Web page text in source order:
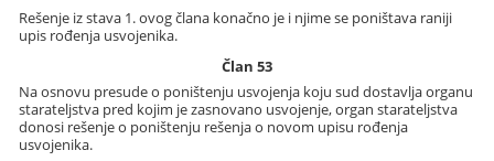
Rešenje iz stava 1. ovog člana konačno je i njime se poništava raniji
upis rođenja usvojenika.
Član 53
Na osnovu presude o poništenju usvojenja koju sud dostavlja organu
starateljstva pred kojim je zasnovano usvojenje, organ starateljstva
donosi rešenje o poništenju rešenja o novom upisu rođenja
usvojenika.